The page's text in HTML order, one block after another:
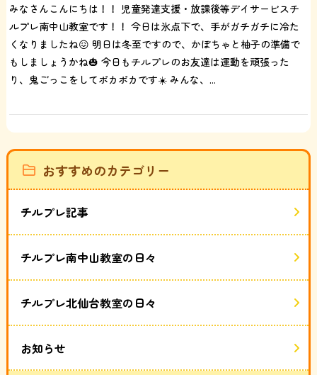
みなさんこんにちは！！ 児童発達支援・放課後等デイサービスチ
ルプレ南中山教室です！！ 今日は氷点下で、手がガチガチに冷た
くなりましたね😖 明日は冬至ですので、かぼちゃと柚子の準備で
もしましょうかね🎃 今日もチルプレのお友達は運動を頑張った
り、鬼ごっこをしてポカポカです☀️ みんな、...
おすすめのカテゴリー
チルプレ記事
チルプレ南中山教室の日々
チルプレ北仙台教室の日々
お知らせ